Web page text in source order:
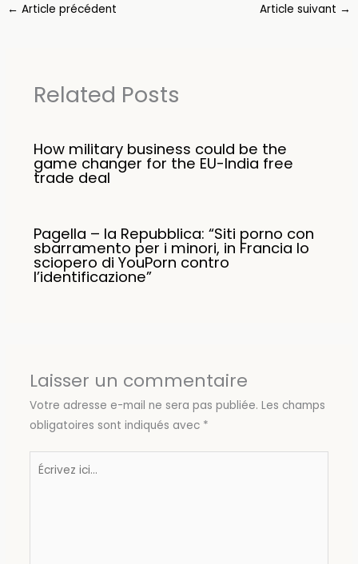
← Article précédent Article suivant →
Related Posts
How military business could be the
game changer for the EU-India free
trade deal
Pagella – la Repubblica: “Siti porno con
sbarramento per i minori, in Francia lo
sciopero di YouPorn contro
l’identificazione”
Laisser un commentaire
Votre adresse e-mail ne sera pas publiée. Les champs
obligatoires sont indiqués avec *
Écrivez